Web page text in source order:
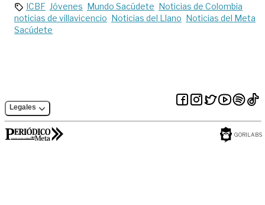
ICBF Jóvenes Mundo Sacúdete Noticias de Colombia
noticias de villavicencio Noticias del Llano Noticias del Meta
Sacúdete
Legales
GORILABS